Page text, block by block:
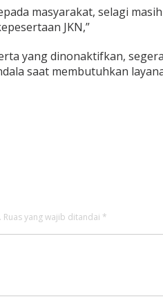
masyarakat, selagi
JKN,”
yang dinonaktifkan,
saat membutuhkan
Ruas yang wajib ditandai *